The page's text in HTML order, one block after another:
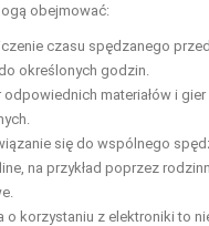
obejmować:
czasu spędzanego przed
określonych godzin.
odpowiednich materiałów i gier
się do wspólnego
na przykład poprzez
o korzystaniu z elektroniki to